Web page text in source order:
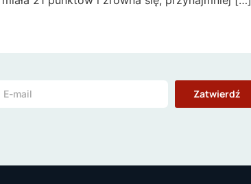
Zatwierdź